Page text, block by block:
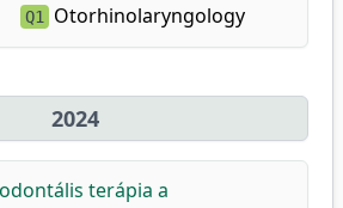
Q1 Otorhinolaryngology
2024
terápia a